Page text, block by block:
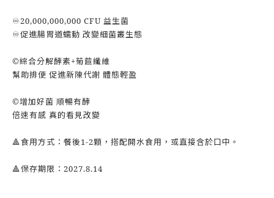
♾️20,000,000,000 CFU 益生菌
♾️促進腸胃道蠕動 改變細菌叢生態
©️綜合分解酵素+菊苣纖維
幫助排便 促進新陳代謝 體態輕盈
©️增加好菌 順暢有酵
倍速有感 真的看見改變
🔺食用方式：餐後1-2顆，搭配開水食用，或直接含於口中。
🔺保存期限：2027.8.14